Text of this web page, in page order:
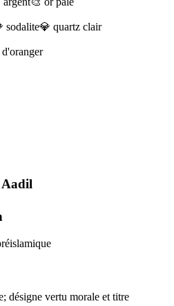
sodalite💎 quartz clair
Aadil
désigne vertu morale et titre